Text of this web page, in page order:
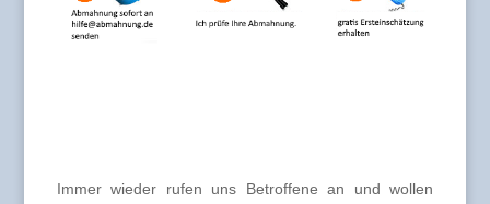
Immer wieder rufen uns Betroffene an und wollen